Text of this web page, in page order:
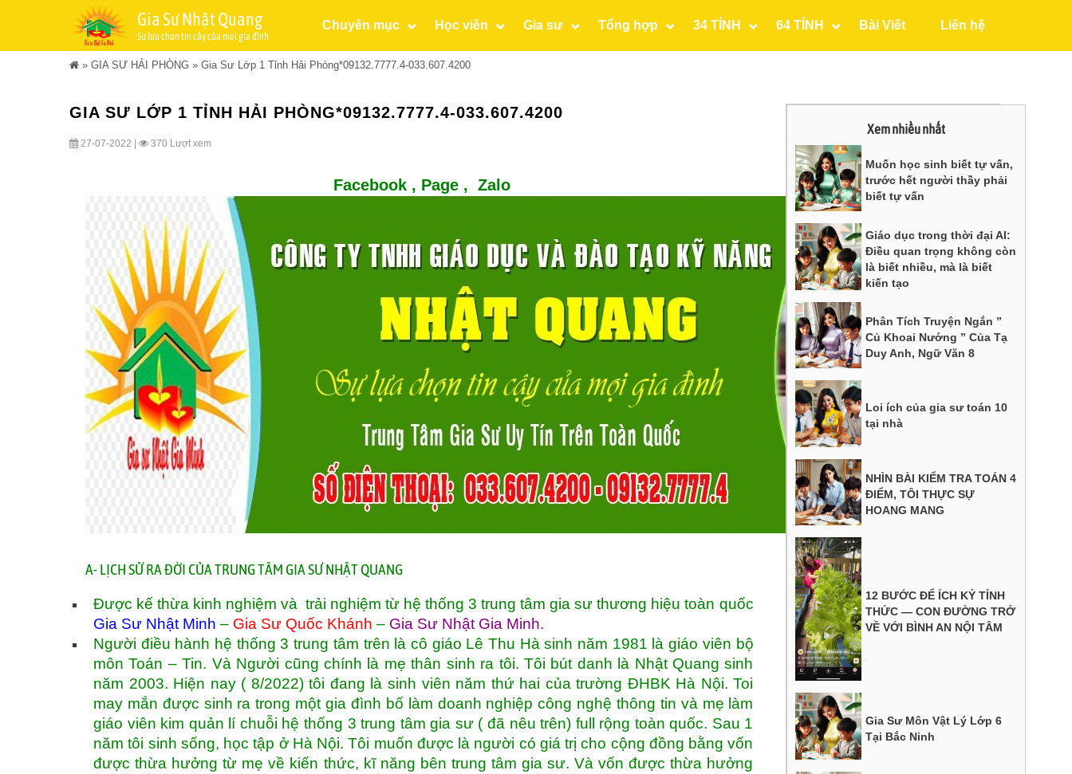
Gia Sư Nhật Quang
Sự lựa chọn tin cậy của mọi gia đình
Chuyên mục Học viên Gia sư Tổng hợp 34 TỈNH 64 TỈNH Bài Viết Liên hệ
» GIA SƯ HẢI PHÒNG » Gia Sư Lớp 1 Tỉnh Hải Phòng*09132.7777.4-033.607.4200
GIA SƯ LỚP 1 TỈNH HẢI PHÒNG*09132.7777.4-033.607.4200
27-07-2022 | 370 Lượt xem
Facebook , Page, Zalo
A- LỊCH SỬ RA ĐỜI CỦA TRUNG TÂM GIA SƯ NHẬT QUANG
Được kế thừa kinh nghiệm và trải nghiệm từ hệ thống 3 trung tâm gia sư thương hiệu toàn quốc
Gia Sư Nhật Minh – Gia Sư Quốc Khánh – Gia Sư Nhật Gia Minh.
Người điều hành hệ thống 3 trung tâm trên là cô giáo Lê Thu Hà sinh năm 1981 là giáo viên bộ
môn Toán – Tin. Và Người cũng chính là mẹ thân sinh ra tôi. Tôi bút danh là Nhật Quang sinh
năm 2003. Hiện nay ( 8/2022) tôi đang là sinh viên năm thứ hai của trường ĐHBK Hà Nội. Toi
may mắn được sinh ra trong một gia đình bố làm doanh nghiệp công nghệ thông tin và mẹ làm
giáo viên kim quản lí chuỗi hệ thống 3 trung tâm gia sư ( đã nêu trên) full rộng toàn quốc. Sau 1
năm tôi sinh sống, học tập ở Hà Nội. Tôi muốn được là người có giá trị cho cộng đồng bằng vốn
được thừa hưởng từ mẹ về kiến thức, kĩ năng bên trung tâm gia sư. Và vốn được thừa hưởng
Xem nhiều nhất
Muốn học sinh biết tự vấn,
trước hết người thầy phải
biết tự vấn
Giáo dục trong thời đại AI:
Điều quan trọng không còn
là biết nhiều, mà là biết
kiến tạo
Phân Tích Truyện Ngắn ”
Củ Khoai Nướng ” Của Tạ
Duy Anh, Ngữ Văn 8
Loi ích của gia sư toán 10
tại nhà
NHÌN BÀI KIỂM TRA TOÁN 4
ĐIỂM, TÔI THỰC SỰ
HOANG MANG
12 BƯỚC ĐỂ ÍCH KỶ TỈNH
THỨC — CON ĐƯỜNG TRỞ
VỀ VỚI BÌNH AN NỘI TÂM
Gia Sư Môn Vật Lý Lớp 6
Tại Bắc Ninh